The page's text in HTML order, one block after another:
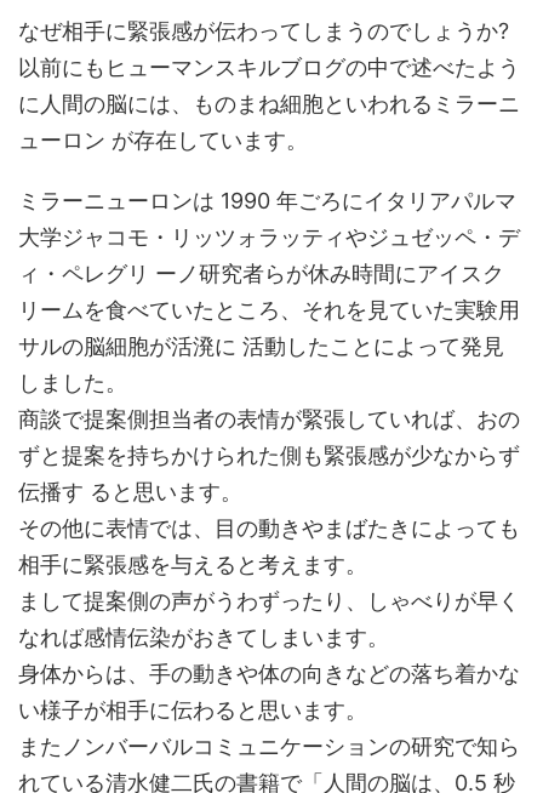
なぜ相手に緊張感が伝わってしまうのでしょうか?
以前にもヒューマンスキルブログの中で述べたよう
に人間の脳には、ものまね細胞といわれるミラーニ
ューロン が存在しています。
ミラーニューロンは 1990 年ごろにイタリアパルマ
大学ジャコモ・リッツォラッティやジュゼッペ・デ
ィ・ペレグリ ーノ研究者らが休み時間にアイスク
リームを食べていたところ、それを見ていた実験用
サルの脳細胞が活溌に 活動したことによって発見
しました。
商談で提案側担当者の表情が緊張していれば、おの
ずと提案を持ちかけられた側も緊張感が少なからず
伝播す ると思います。
その他に表情では、目の動きやまばたきによっても
相手に緊張感を与えると考えます。
まして提案側の声がうわずったり、しゃべりが早く
なれば感情伝染がおきてしまいます。
身体からは、手の動きや体の向きなどの落ち着かな
い様子が相手に伝わると思います。
またノンバーバルコミュニケーションの研究で知ら
れている清水健二氏の書籍で「人間の脳は、0.5 秒